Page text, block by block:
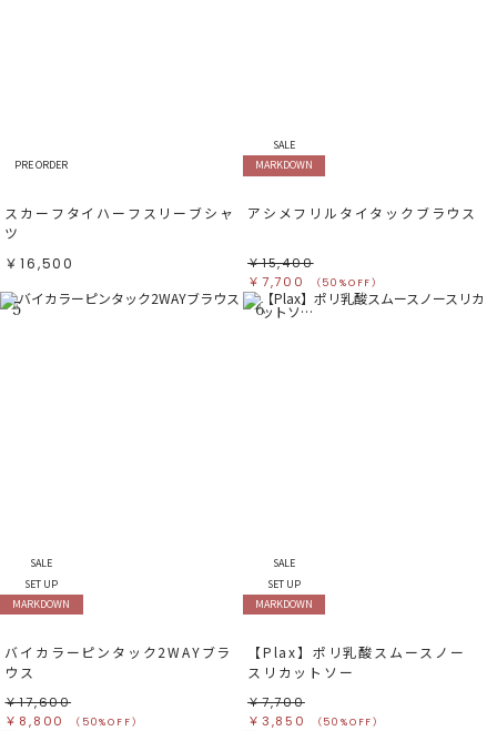
PRE ORDER
スカーフタイハーフスリーブシャ
ツ
￥16,500
SALE
MARKDOWN
アシメフリルタイタックブラウス
￥15,400
￥7,700
（50%OFF）
5
SALE
SET UP
MARKDOWN
バイカラーピンタック2WAYブラ
ウス
￥17,600
￥8,800
（50%OFF）
6
SALE
SET UP
MARKDOWN
【Plax】ポリ乳酸スムースノー
スリカットソー
￥7,700
￥3,850
（50%OFF）